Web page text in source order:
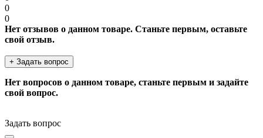
0
0
Нет отзывов о данном товаре. Станьте первым, оставьте
свой отзыв.
+ Задать вопрос
Нет вопросов о данном товаре, станьте первым и задайте
свой вопрос.
Задать вопрос